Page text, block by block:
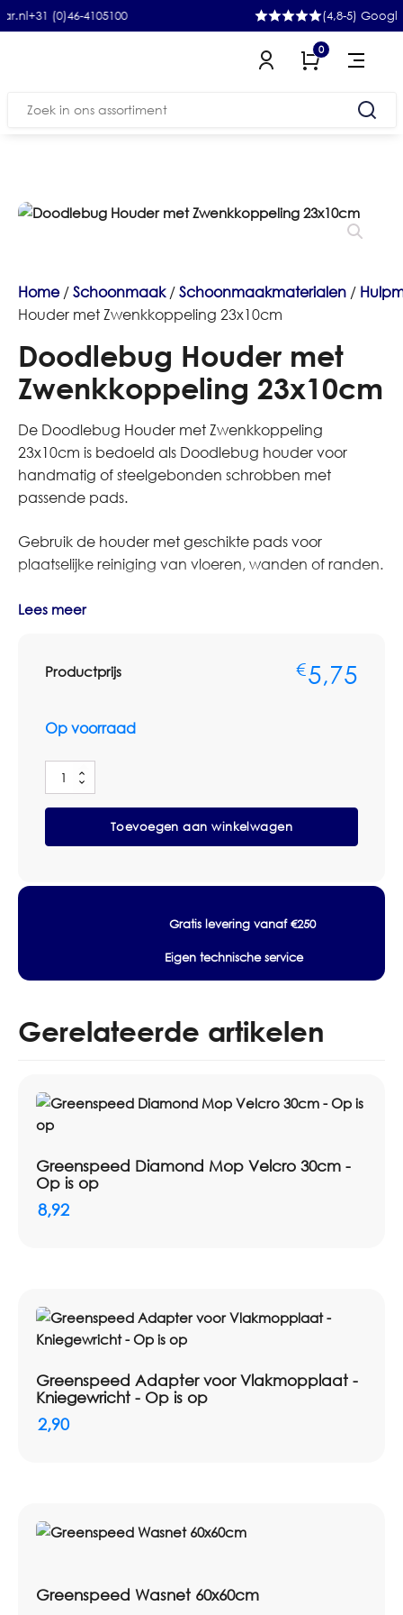
(0)46-4105100 (4,8-5) Google
0
Zoeken
Home/Schoonmaak/Schoonmaakmaterialen /
Houder met Zwenkkoppeling 23x10cm
Doodlebug Houder met
Zwenkkoppeling 23x10cm
De Doodlebug Houder met Zwenkkoppeling
23x10cm is bedoeld als Doodlebug houder voor
handmatig of steelgebonden schrobben met
passende pads.
Gebruik de houder met geschikte pads voor
plaatselijke reiniging van vloeren, wanden of randen.
Bestelt u dit artikel in grotere aantallen of op basis van
maatwerkofferte. We denken graag mee over
prijsafspraken.
Specificaties
Type: Doodlebug houder
Maat/inhoud: 23x10cm, 10cm
Lees meer
Productprijs €5,75
Op voorraad
Doodlebug
Houder
met
Zwenkkoppeling
23x10cm
Toevoegen aan winkelwagen
Gratis levering vanaf €250
Eigen technische service
Gerelateerde artikelen
Greenspeed Diamond Mop Velcro 30cm -
Op is op
8,92
Greenspeed Adapter voor Vlakmopplaat -
Kniegewricht - Op is op
2,90
Greenspeed Wasnet 60x60cm